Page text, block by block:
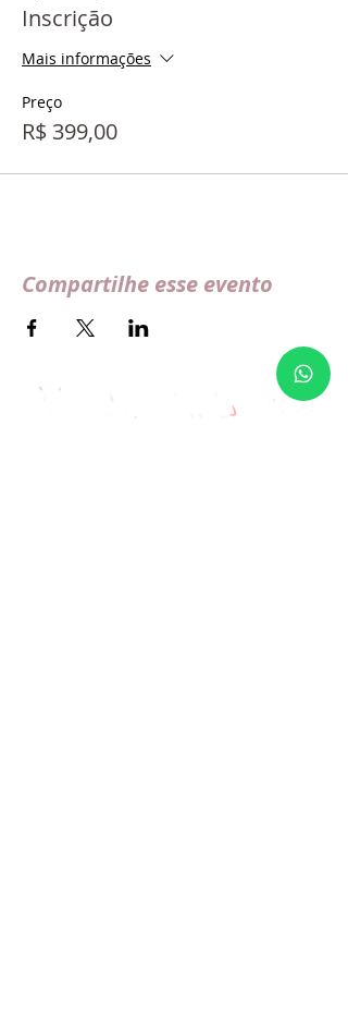
Inscrição
Mais informações
Preço
R$ 399,00
Compartilhe esse evento